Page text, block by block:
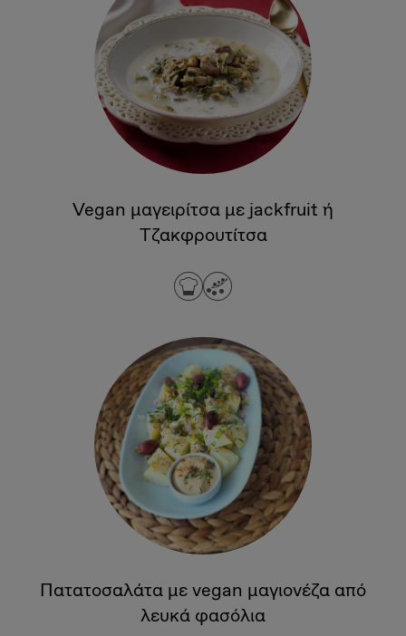
Vegan μαγειρίτσα με jackfruit ή
Τζακφρουτίτσα
Πατατοσαλάτα με vegan μαγιονέζα από
λευκά φασόλια